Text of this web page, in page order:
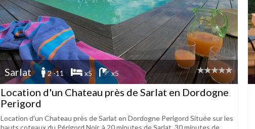
Sarlat 2 -11 x5 x5
Location d'un Chateau près de Sarlat en Dordogne
Perigord
Location d'un Chateau près de Sarlat en Dordogne Perigord Située sur les
hauts coteaux du Périgord Noir, à 20 minutes de Sarlat, 30 minutes de